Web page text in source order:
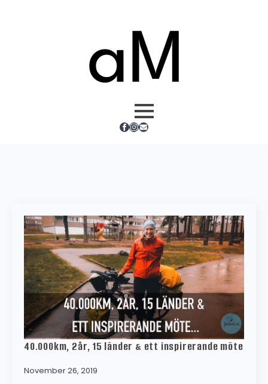
40.000km, 2år, 15 länder & ett inspirerande möte
November 26, 2019